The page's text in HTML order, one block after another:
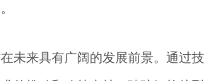
未来具有广阔的发展前景。通过技